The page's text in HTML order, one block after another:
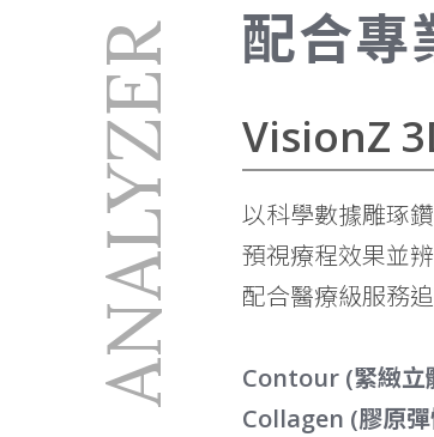
ANALYZER 配合專
VisionZ
以科學數據雕琢
預視療程效果並
配合醫療級服務
Contour (緊緻立
Collagen (膠原